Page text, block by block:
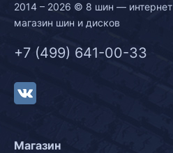
2014 – 2026 © 8 шин — интернет
магазин шин и дисков
+7 (499) 641-00-33
Магазин